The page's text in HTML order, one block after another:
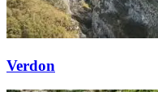
Verdon